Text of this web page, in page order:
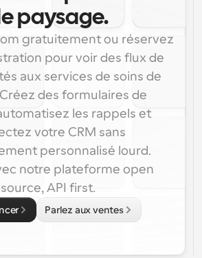
paysage.
gratuitement ou réservez
pour voir des flux de
aux services de soins de
des formulaires de
les rappels et
votre CRM sans
personnalisé lourd.
notre plateforme open
source, API first.
Parlez aux ventes